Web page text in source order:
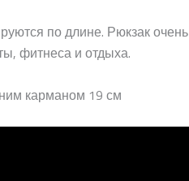
по длине. Рюкзак очень
фитнеса и отдыха.
карманом 19 см